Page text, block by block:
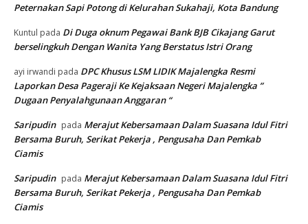
Peternakan Sapi Potong di Kelurahan Sukahaji, Kota Bandung
Kuntul pada Di Duga oknum Pegawai Bank BJB Cikajang Garut
berselingkuh Dengan Wanita Yang Berstatus Istri Orang
ayi irwandi pada DPC Khusus LSM LIDIK Majalengka Resmi
Laporkan Desa Pageraji Ke Kejaksaan Negeri Majalengka ”
Dugaan Penyalahgunaan Anggaran “
Saripudin pada Merajut Kebersamaan Dalam Suasana Idul Fitri
Bersama Buruh, Serikat Pekerja , Pengusaha Dan Pemkab
Ciamis
Saripudin pada Merajut Kebersamaan Dalam Suasana Idul Fitri
Bersama Buruh, Serikat Pekerja , Pengusaha Dan Pemkab
Ciamis